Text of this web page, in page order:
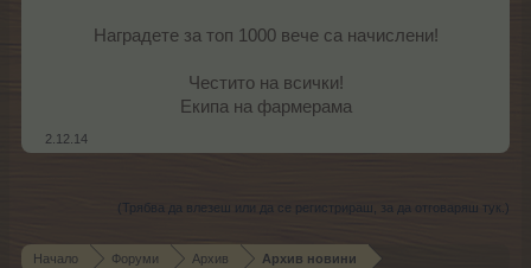
Наградете за топ 1000 вече са начислени!
Честито на всички!
Екипа на фармерама​
2.12.14
(Трябва да влезеш или да се регистрираш, за да отговаряш тук.)
Начало Форуми Архив Архив новини